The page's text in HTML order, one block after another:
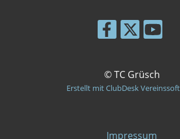
© TC Grüsch
Erstellt mit ClubDesk
Impressum